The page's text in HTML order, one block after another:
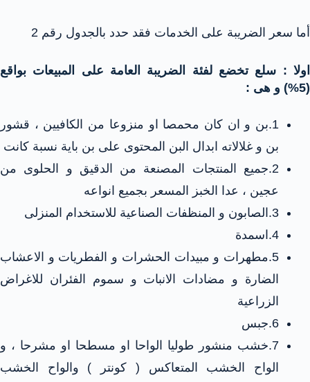
أما سعر الضريبة على الخدمات فقد حدد بالجدول رقم 2
اولا : سلع تخضع لفئة الضريبة العامة على المبيعات بواقع
(5%) و هى :
1.بن و ان كان محمصا او منزوعا من الكافيين ، قشور
بن و غلالاته ابدال البن المحتوى على بن باية نسبة كانت
2.جميع المنتجات المصنعة من الدقيق و الحلوى من
عجين ، عدا الخبز المسعر بجميع انواعه
3.الصابون و المنظفات الصناعية للاستخدام المنزلى
4.اسمدة
5.مطهرات و مبيدات الحشرات و الفطريات و الاعشاب
الضارة و مضادات الانبات و سموم الفئران للاغراض
الزراعية
6.جبس
7.خشب منشور طوليا الواحا او مسطحا او مشرحا ، و
الواح الخشب المتعاكس ( كونتر ) والواح الخشب